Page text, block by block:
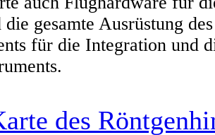
gesamte Ausrüstung
für die Integration und
des